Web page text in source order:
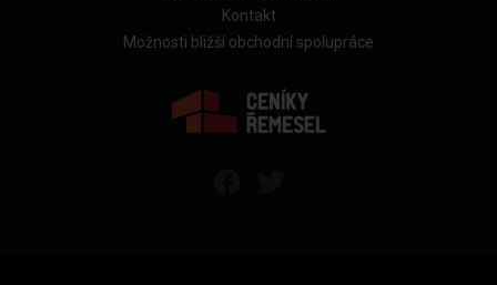
Kontakt
Možnosti bližší obchodní spolupráce